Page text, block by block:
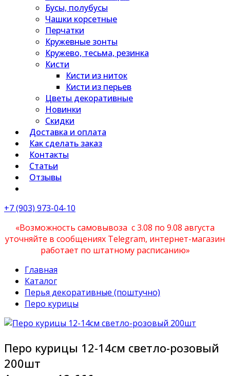
Бусы, полубусы
Чашки корсетные
Перчатки
Кружевные зонты
Кружево, тесьма, резинка
Кисти
Кисти из ниток
Кисти из перьев
Цветы декоративные
Новинки
Скидки
Доставка и оплата
Как сделать заказ
Контакты
Статьи
Отзывы
+7 (903) 973-04-10
«Возможность самовывоза с 3.08 по 9.08 августа
уточняйте в сообщениях Telegram, интернет-магазин
работает по штатному расписанию»
Главная
Каталог
Перья декоративные (поштучно)
Перо курицы
Перо курицы 12-14см светло-розовый
200шт